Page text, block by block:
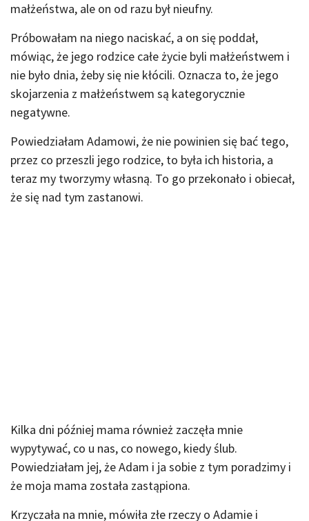
małżeństwa, ale on od razu był nieufny.
Próbowałam na niego naciskać, a on się poddał,
mówiąc, że jego rodzice całe życie byli małżeństwem i
nie było dnia, żeby się nie kłócili. Oznacza to, że jego
skojarzenia z małżeństwem są kategorycznie
negatywne.
Powiedziałam Adamowi, że nie powinien się bać tego,
przez co przeszli jego rodzice, to była ich historia, a
teraz my tworzymy własną. To go przekonało i obiecał,
że się nad tym zastanowi.
Kilka dni później mama również zaczęła mnie
wypytywać, co u nas, co nowego, kiedy ślub.
Powiedziałam jej, że Adam i ja sobie z tym poradzimy i
że moja mama została zastąpiona.
Krzyczała na mnie, mówiła złe rzeczy o Adamie i